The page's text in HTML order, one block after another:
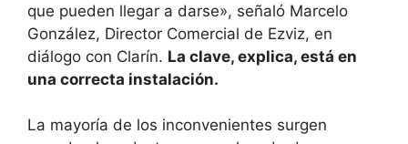
que pueden llegar a darse», señaló Marcelo
González, Director Comercial de Ezviz, en
diálogo con Clarín. La clave, explica, está en
una correcta instalación.
La mayoría de los inconvenientes surgen